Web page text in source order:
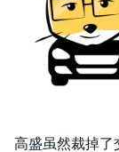
高盛虽然裁掉了